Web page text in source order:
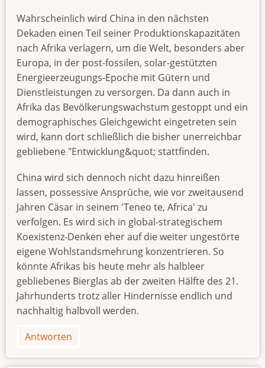
Wahrscheinlich wird China in den nächsten
Dekaden einen Teil seiner Produktionskapazitäten
nach Afrika verlagern, um die Welt, besonders aber
Europa, in der post-fossilen, solar-gestützten
Energieerzeugungs-Epoche mit Gütern und
Dienstleistungen zu versorgen. Da dann auch in
Afrika das Bevölkerungswachstum gestoppt und ein
demographisches Gleichgewicht eingetreten sein
wird, kann dort schließlich die bisher unerreichbar
gebliebene "Entwicklung&quot; stattfinden.
China wird sich dennoch nicht dazu hinreißen
lassen, possessive Ansprüche, wie vor zweitausend
Jahren Cäsar in seinem 'Teneo te, Africa' zu
verfolgen. Es wird sich in global-strategischem
Koexistenz-Denken eher auf die weiter ungestörte
eigene Wohlstandsmehrung konzentrieren. So
könnte Afrikas bis heute mehr als halbleer
gebliebenes Bierglas ab der zweiten Hälfte des 21.
Jahrhunderts trotz aller Hindernisse endlich und
nachhaltig halbvoll werden.
Antworten